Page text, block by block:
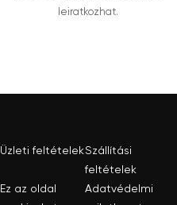
leiratkozhat.
Üzleti feltételekSzállítási
feltételek
Ez az oldal
Adatvédelmi